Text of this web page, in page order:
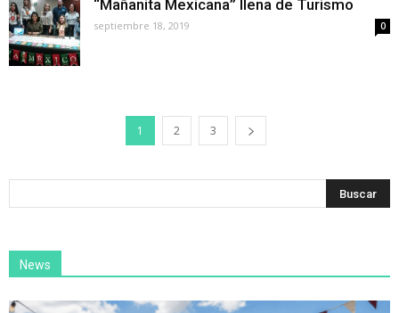
“Mañanita Mexicana” llena de Turismo
septiembre 18, 2019 0
1 2 3
News